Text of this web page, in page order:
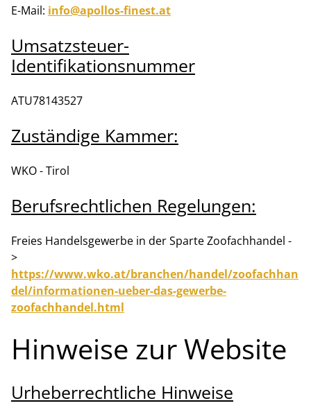
E-Mail: info@apollos-finest.at
Umsatzsteuer-
Identifikationsnummer
ATU78143527
Zuständige Kammer:
WKO - Tirol
Berufsrechtlichen Regelungen:
Freies Handelsgewerbe in der Sparte Zoofachhandel -
>
https://www.wko.at/branchen/handel/zoofachhan
del/informationen-ueber-das-gewerbe-
zoofachhandel.html
Hinweise zur Website
Urheberrechtliche Hinweise